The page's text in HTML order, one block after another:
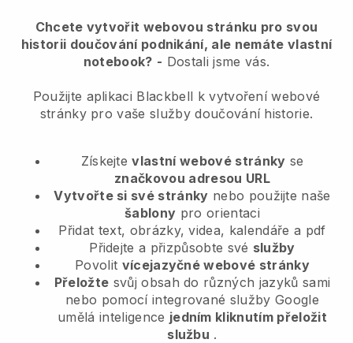
Chcete vytvořit webovou stránku pro svou
historii doučování podnikání, ale nemáte vlastní
notebook? - Dostali jsme vás.
Použijte aplikaci Blackbell k vytvoření webové
stránky pro vaše služby doučování historie.
Získejtevlastní webové stránky se
značkovou adresou URL
Vytvořte si své stránky nebo použijte naše
šablony pro orientaci
Přidat text, obrázky, videa, kalendáře a pdf
Přidejte a přizpůsobte své služby
Povolit vícejazyčné webové stránky
Přeložte svůj obsah do různých jazyků sami
nebo pomocí integrované služby Google
umělá inteligence jedním kliknutím přeložit
službu .